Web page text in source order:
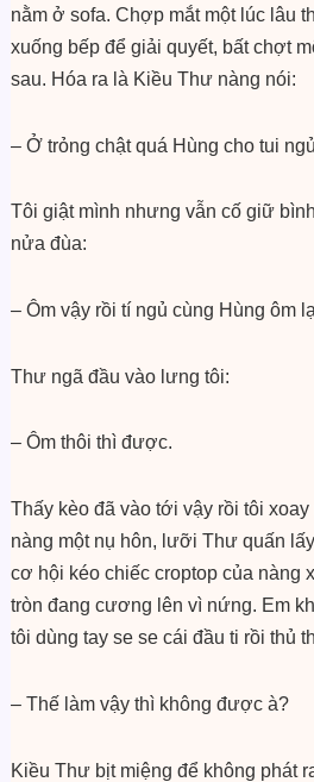
nằm ở sofa. Chợp mắt một lúc lâu
xuống bếp để giải quyết, bất chợt
sau. Hóa ra là Kiều Thư nàng nói:
– Ở trỏng chật quá Hùng cho tui
Tôi giật mình nhưng vẫn cố giữ
nửa đùa:
– Ôm vậy rồi tí ngủ cùng Hùng ôm
Thư ngã đầu vào lưng tôi:
– Ôm thôi thì được.
Thấy kèo đã vào tới vậy rồi tôi
nàng một nụ hôn, lưỡi Thư quấn
cơ hội kéo chiếc croptop của nàng
tròn đang cương lên vì nứng. Em
tôi dùng tay se se cái đầu ti rồi thủ
– Thế làm vậy thì không được à?
Kiều Thư bịt miệng để không phát